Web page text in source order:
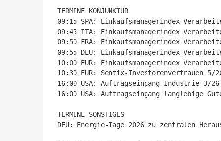
TERMINE KONJUNKTUR
09:15 SPA: Einkaufsmanagerindex
09:45 ITA: Einkaufsmanagerindex
09:50 FRA: Einkaufsmanagerindex
09:55 DEU: Einkaufsmanagerindex
10:00 EUR: Einkaufsmanagerindex
10:30 EUR: Sentix-Investorenvertrauen 5/
16:00 USA: Auftragseingang Industrie 3/26
16:00 USA: Auftragseingang langlebige
TERMINE SONSTIGES
DEU: Energie-Tage 2026 zu zentralen